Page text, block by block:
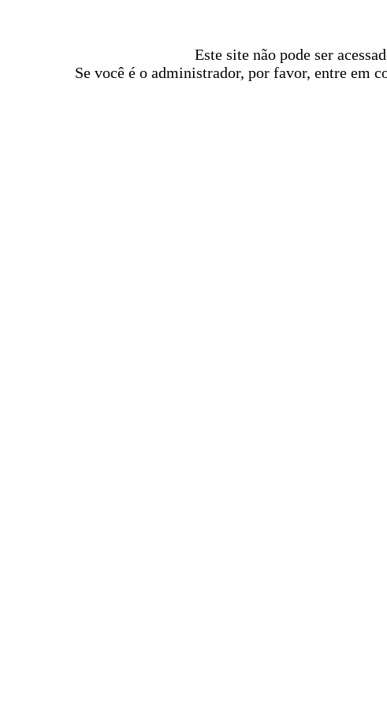
Este site não pode ser
Se você é o administrador, por favor, entre em